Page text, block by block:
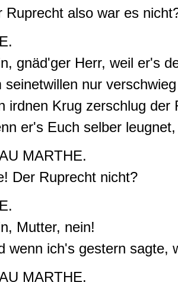
Ruprecht also war es
gnäd'ger Herr, weil er's
seinetwillen nur
irdnen Krug zerschlug der
er's Euch selber
MARTHE.
Der Ruprecht nicht?
Mutter, nein!
wenn ich's gestern sagte,
MARTHE.